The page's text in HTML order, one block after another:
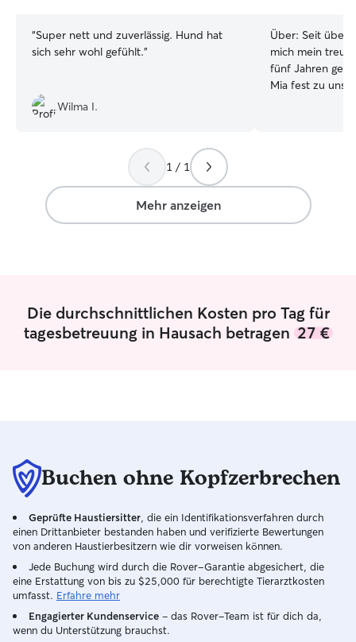
“Super nett und zuverlässig. Hund hat
sich sehr wohl gefühlt.”
Wilma I.
Über: Seit über
mich mein
fünf Jahren
Mia fest zu
und sorge
Fellnase sich
Durch meinen
im Homeoffice
Unser
eingezäunt und
freundlichen
Zeit mit deinem
wichtig, dass
Tag an sicher,
unserer Familie
1 / 1
Mehr anzeigen
Die durchschnittlichen Kosten pro Tag für
tagesbetreuung in Hausach betragen 27 €
Buchen ohne Kopfzerbrechen
Geprüfte Haustiersitter , die ein Identifikationsverfahren durch
einen Drittanbieter bestanden haben und verifizierte Bewertungen
von anderen Haustierbesitzern wie dir vorweisen können.
Jede Buchung wird durch die Rover-Garantie abgesichert, die
eine Erstattung von bis zu $25,000 für berechtigte Tierarztkosten
umfasst. Erfahre mehr
Engagierter Kundenservice – das Rover-Team ist für dich da,
wenn du Unterstützung brauchst.